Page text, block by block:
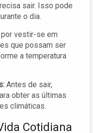
sair. Isso pode
o dia.
vestir-se em
que possam ser
a temperatura
Antes de sair,
obter as últimas
climáticas.
Cotidiana